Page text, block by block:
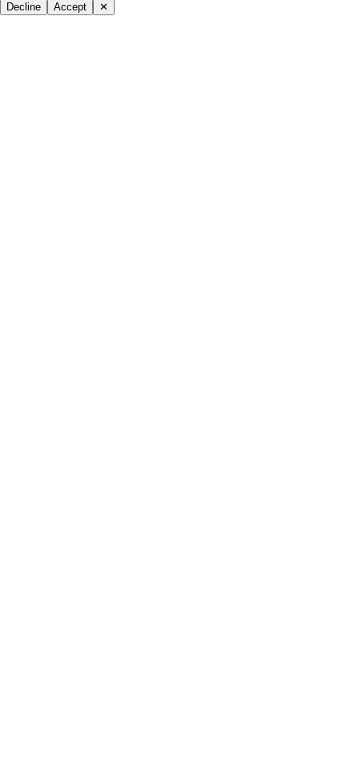
Decline Accept ✕